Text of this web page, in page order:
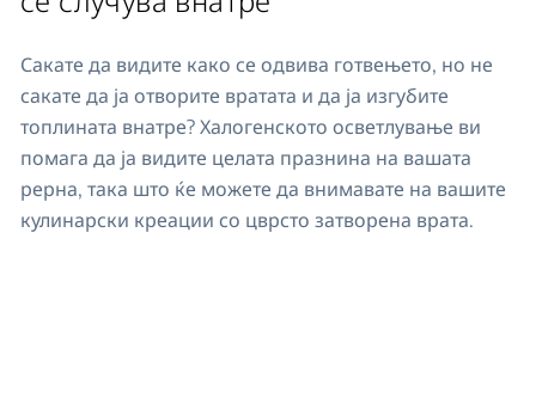
Сакате да видите како се одвива готвењето, но не
сакате да ја отворите вратата и да ја изгубите
топлината внатре? Халогенското осветлување ви
помага да ја видите целата празнина на вашата
рерна, така што ќе можете да внимавате на вашите
кулинарски креации со цврсто затворена врата.